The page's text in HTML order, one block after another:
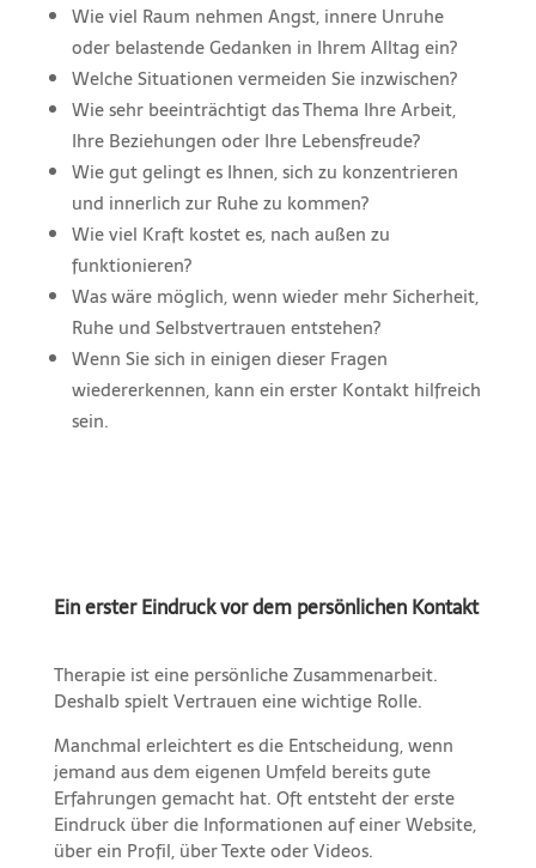
Wie viel Raum nehmen Angst, innere Unruhe
oder belastende Gedanken in Ihrem Alltag ein?
Welche Situationen vermeiden Sie inzwischen?
Wie sehr beeinträchtigt das Thema Ihre Arbeit,
Ihre Beziehungen oder Ihre Lebensfreude?
Wie gut gelingt es Ihnen, sich zu konzentrieren
und innerlich zur Ruhe zu kommen?
Wie viel Kraft kostet es, nach außen zu
funktionieren?
Was wäre möglich, wenn wieder mehr Sicherheit,
Ruhe und Selbstvertrauen entstehen?
Wenn Sie sich in einigen dieser Fragen
wiedererkennen, kann ein erster Kontakt hilfreich
sein.
Ein erster Eindruck vor dem persönlichen Kontakt
Therapie ist eine persönliche Zusammenarbeit.
Deshalb spielt Vertrauen eine wichtige Rolle.
Manchmal erleichtert es die Entscheidung, wenn
jemand aus dem eigenen Umfeld bereits gute
Erfahrungen gemacht hat. Oft entsteht der erste
Eindruck über die Informationen auf einer Website,
über ein Profil, über Texte oder Videos.